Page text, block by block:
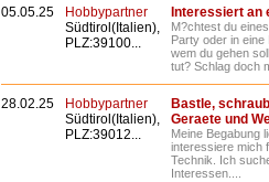
05.05.25
Hobbypartner
Südtirol(Italien),
PLZ:39100...
Interessiert an
M?chtest du
Party oder in
wem du gehen
tut? Schlag doch
28.02.25
Hobbypartner
Südtirol(Italien),
PLZ:39012...
Bastle,
Geraete und
Meine Begabung
interessiere mich
Technik. Ich
Interessen....